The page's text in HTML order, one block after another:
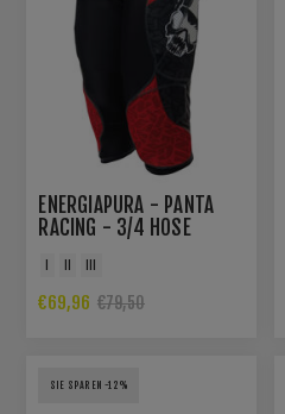
ENERGIAPURA - PANTA
RACING - 3/4 HOSE
PROTEKTOREN
€69,96 €79,50
SIE SPAREN -12%